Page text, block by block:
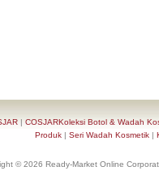
| COSJARKoleksi Botol & Wadah
Produk | Seri Wadah Kosmetik |
© 2026 Ready-Market Online